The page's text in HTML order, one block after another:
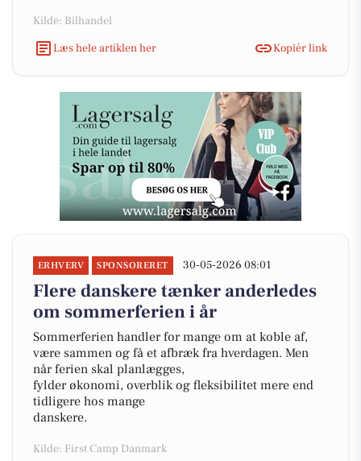
Kilde: Bilhandel
Læs hele artiklen her
Kopiér link
ERHVERV SPONSORERET 30-05-2026 08:01
Flere danskere tænker anderledes
om sommerferien i år
Sommerferien handler for mange om at koble af,
være sammen og få et afbræk fra hverdagen. Men
når ferien skal planlægges,
fylder økonomi, overblik og fleksibilitet mere end
tidligere hos mange
danskere.
Kilde: First Camp Danmark